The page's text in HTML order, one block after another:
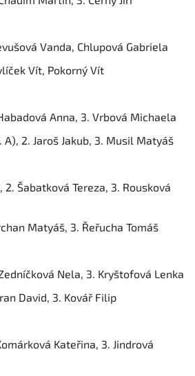
Vanda, Chlupová Gabriela
Vít, Pokorný Vít
Anna, 3. Vrbová Michaela
A), 2. Jaroš Jakub, 3. Musil Matyáš
2. Šabatková Tereza, 3. Rousková
Matyáš, 3. Řeřucha Tomáš
Nela, 3. Kryštofová Lenka
David, 3. Kovář Filip
Kateřina, 3. Jindrová